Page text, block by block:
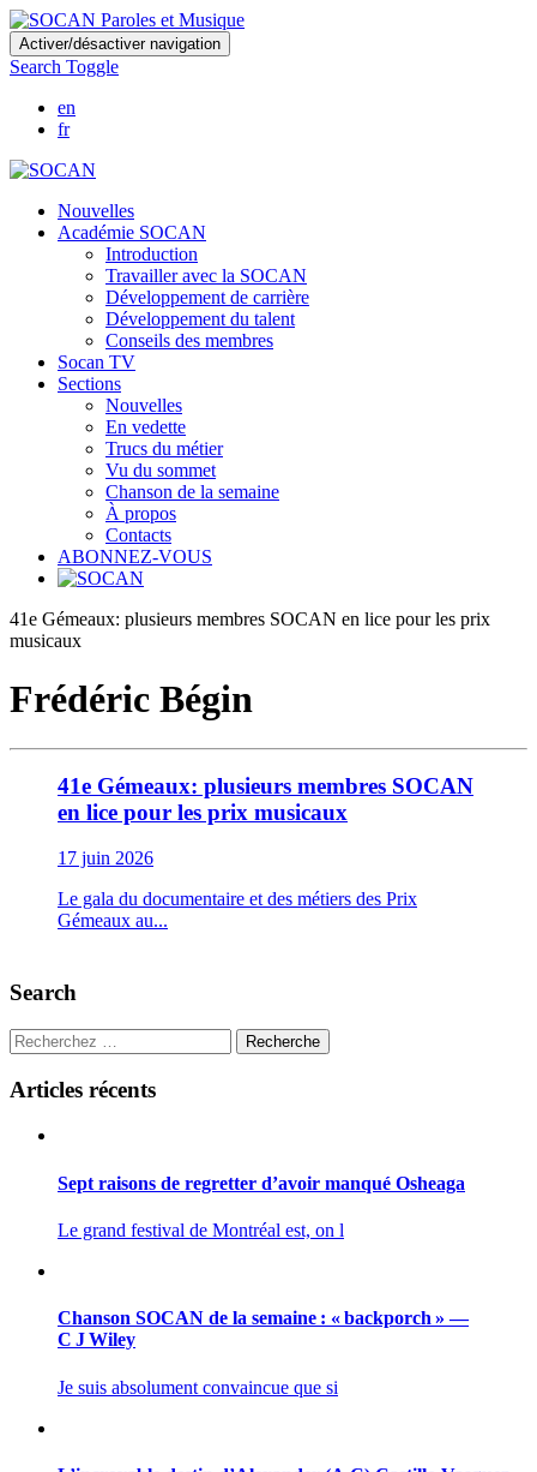
Skip
to
main
content
Activer/désactiver navigation
Search Toggle
en
fr
Nouvelles
Académie SOCAN
Introduction
Travailler avec la SOCAN
Développement de carrière
Développement du talent
Conseils des membres
Socan TV
Sections
Nouvelles
En vedette
Trucs du métier
Vu du sommet
Chanson de la semaine
À propos
Contacts
ABONNEZ-VOUS
41e Gémeaux: plusieurs membres SOCAN en lice pour les prix
musicaux
Frédéric Bégin
41e Gémeaux: plusieurs membres SOCAN
en lice pour les prix musicaux
17 juin 2026
Le gala du documentaire et des métiers des Prix
Gémeaux au...
Search
Recherche
Articles récents
Sept raisons de regretter d’avoir manqué Osheaga
Le grand festival de Montréal est, on l
Chanson SOCAN de la semaine : « backporch » —
C J Wiley
Je suis absolument convaincue que si